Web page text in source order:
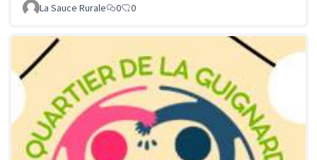
La Sauce Rurale
0 0